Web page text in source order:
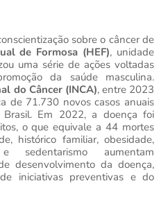
sobre o câncer de
de Formosa (HEF), unidade
uma série de ações voltadas
da saúde masculina.
do Câncer (INCA), entre 2023
de 71.730 novos casos anuais
Em 2022, a doença foi
o que equivale a 44 mortes
histórico familiar, obesidade,
sedentarismo aumentam
desenvolvimento da doença,
iniciativas preventivas e do